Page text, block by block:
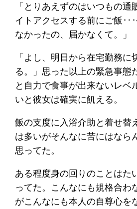
「とりあえずのはいつもの通
イトアクセスする前にご飯･･
なかったの、届かなくて。」
「よし、明日から在宅勤務に
る。」思った以上の緊急事態
と自力で食事が出来ないレベ
いと彼女は確実に飢える。
飯の支度に入浴介助と着せ替
は多いがそんなに苦にはなら
思ってた。
ある程度身の回りのことはた
ってた。こんなにも規格合わ
がこんなにも本人の自尊心を